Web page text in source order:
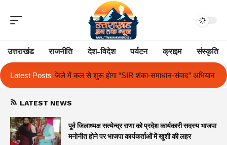
उत्तराखंड राजनीति देश-विदेश पर्यटन क्राइम संस्कृति
Latest Posts
शंका-समाधान-संवाद” अभियान द आर्यन स्कूल में अंतर-सदनीय हिंदी एवं
LATEST NEWS
पूर्व जिलाध्यक्ष सत्येन्द्र राणा को प्रदेश कार्यकारी सदस्य भाजपा
मनोनीत होने पर भाजपा कार्यकर्ताओं में खुशी की लहर